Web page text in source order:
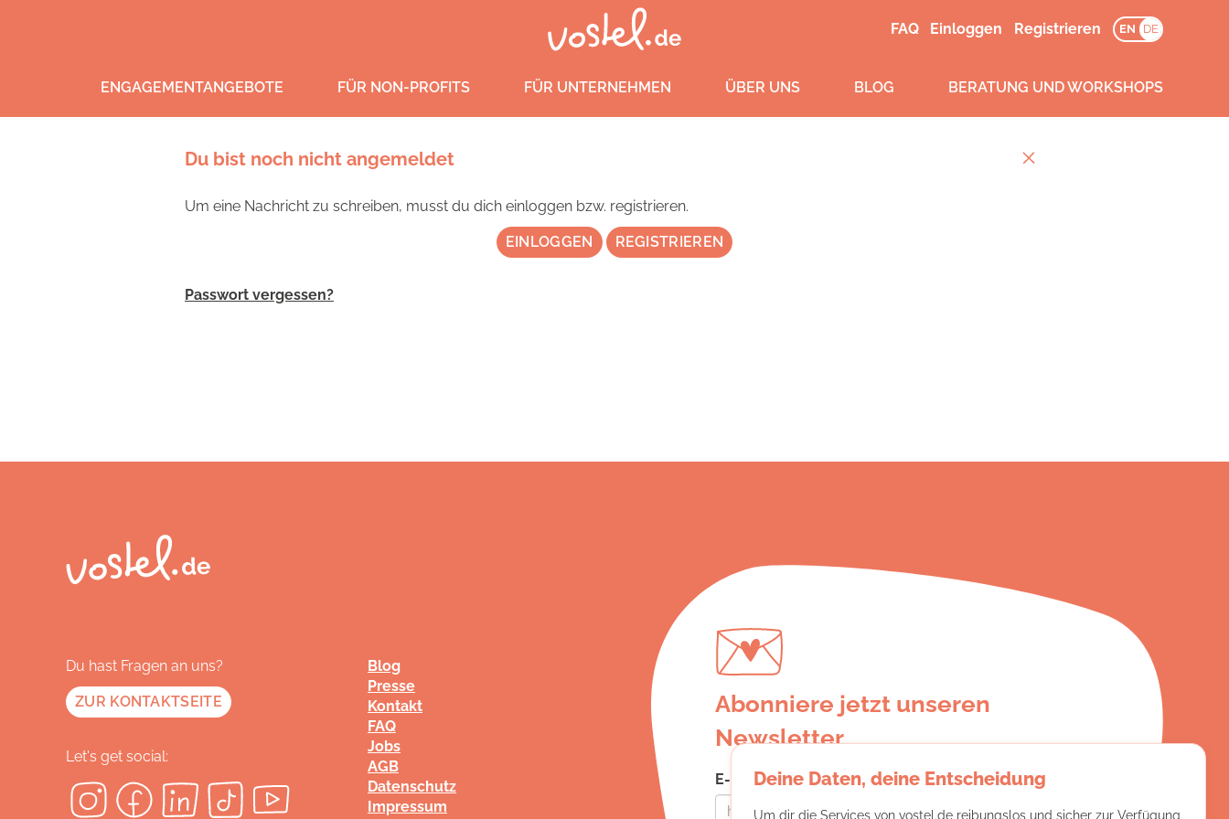
FAQ Einloggen Registrieren EN DE
ENGAGEMENTANGEBOTE FÜR NON-PROFITS FÜR UNTERNEHMEN ÜBER UNS BLOG BERATUNG UND WORKSHOPS
Du bist noch nicht angemeldet
Um eine Nachricht zu schreiben, musst du dich einloggen bzw. registrieren.
EINLOGGEN REGISTRIEREN
Passwort vergessen?
Abonniere jetzt unseren
Newsletter
E-Mail-Adresse:
Blog
Presse
Kontakt
FAQ
Jobs
AGB
Datenschutz
Impressum
Du hast Fragen an uns?
ZUR KONTAKTSEITE
Let's get social:
Deine Daten, deine Entscheidung
Um dir die Services von vostel.de reibungslos und sicher zur Verfügung